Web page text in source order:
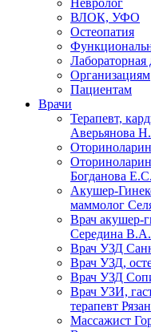
Невролог
ВЛОК, УФО
Остеопатия
Лабораторная
Организациям
Пациентам
Врачи
Терапевт,
Аверьянова
Богданова Е.С.
Акушер-
маммолог
Врач акушер-
Середина В.А.
Врач УЗД
Врач УЗД,
Врач УЗД
Врач УЗИ,
терапевт
Массажист